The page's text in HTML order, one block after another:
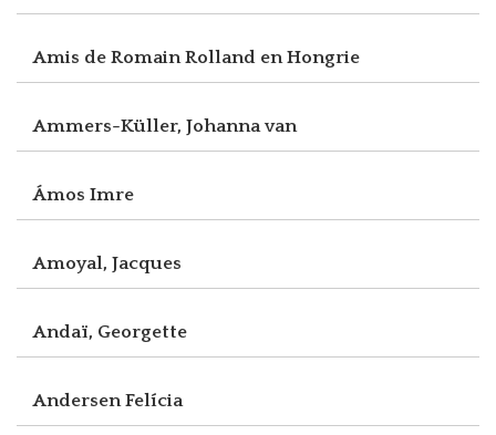
Amis de Romain Rolland en Hongrie
Ammers-Küller, Johanna van
Ámos Imre
Amoyal, Jacques
Andaï, Georgette
Andersen Felícia